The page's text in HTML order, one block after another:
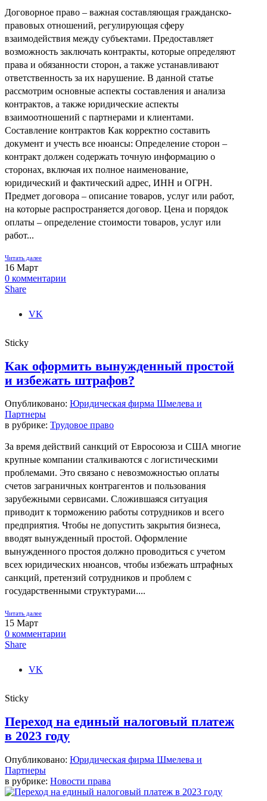
Договорное право – важная составляющая гражданско-
правовых отношений, регулирующая сферу
взаимодействия между субъектами. Предоставляет
возможность заключать контракты, которые определяют
права и обязанности сторон, а также устанавливают
ответственность за их нарушение. В данной статье
рассмотрим основные аспекты составления и анализа
контрактов, а также юридические аспекты
взаимоотношений с партнерами и клиентами.
Составление контрактов Как корректно составить
документ и учесть все нюансы: Определение сторон –
контракт должен содержать точную информацию о
сторонах, включая их полное наименование,
юридический и фактический адрес, ИНН и ОГРН.
Предмет договора – описание товаров, услуг или работ,
на которые распространяется договор. Цена и порядок
оплаты – определение стоимости товаров, услуг или
работ...
Читать далее
16 Март
0 комментарии
Share
VK
Sticky
Как оформить вынужденный простой
и избежать штрафов?
Опубликовано: Юридическая фирма Шмелева и
Партнеры
в рубрике: Трудовое право
За время действий санкций от Евросоюза и США многие
крупные компании сталкиваются с логистическими
проблемами. Это связано с невозможностью оплаты
счетов заграничных контрагентов и пользования
зарубежными сервисами. Сложившаяся ситуация
приводит к торможению работы сотрудников и всего
предприятия. Чтобы не допустить закрытия бизнеса,
вводят вынужденный простой. Оформление
вынужденного простоя должно проводиться с учетом
всех юридических нюансов, чтобы избежать штрафных
санкций, претензий сотрудников и проблем с
государственными структурами....
Читать далее
15 Март
0 комментарии
Share
VK
Sticky
Переход на единый налоговый платеж
в 2023 году
Опубликовано: Юридическая фирма Шмелева и
Партнеры
в рубрике: Новости права